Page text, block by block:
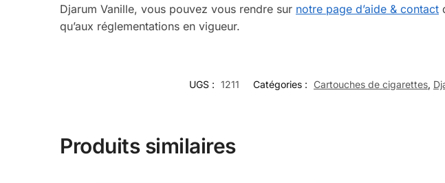
Djarum Vanille, vous pouvez vous rendre sur notre page d’aide & contact
qu’aux réglementations en vigueur.
UGS : 1211 Catégories : Cartouches de cigarettes,
Produits similaires